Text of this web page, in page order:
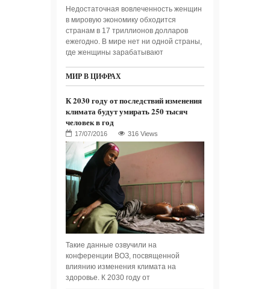
Недостаточная вовлеченность женщин
в мировую экономику обходится
странам в 17 триллионов долларов
ежегодно. В мире нет ни одной страны,
где женщины зарабатывают
МИР В ЦИФРАХ
К 2030 году от последствий изменения
климата будут умирать 250 тысяч
человек в год
316 Views
Такие данные озвучили на
конференции ВОЗ, посвященной
влиянию изменения климата на
здоровье. К 2030 году от